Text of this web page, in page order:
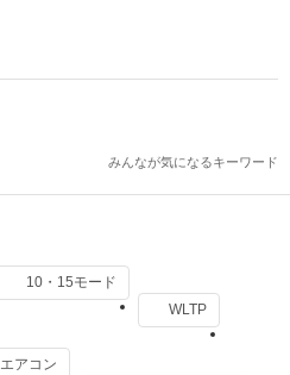
みんなが気になるキーワード
10・15モード
WLTP
エアコン